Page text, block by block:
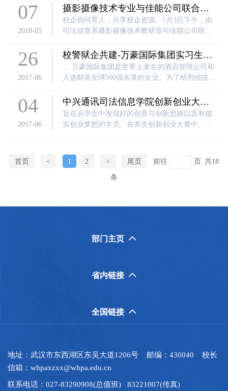
查系刑事侦查技术教研室因时而动。司法侦查系
刑事侦查技术教研室长期坚持
07
2018-05
摄影摄像技术专业与佳能公司联合举
办校园摄影大讲堂活动
校企协同育人，共享校企资源。5月3日下午，由
司法侦查系摄影摄像技术教研室与佳能公司联合
举行。司法侦查系的部分教师和学生参加了此次
活动。
26
2017-06
校警狱企共建-万豪国际集团实习生项
目。万豪国际集团是世界上著名的酒店管理公司和
入选财富全球500强名录的企业。为了给刑侦技
共同培养、顶岗实习、就业等方面达成了合作意
向
04
2017-06
中兴通讯司法信息学院创新创业大赛
圆满落幕
旨在从学生中发现好的创意与创新思路以及有踏
实创业梦想的学员。在本次创新创业大赛中。在
作为评委为参赛选手的策划案进行点评
首页 < 1 2 > 尾页 前往 页 共18
条
部门主页 
省内链接 
全国链接 
地址：武汉市东西湖区东吴大道1206号 邮编：430040 校长
信箱：whpaxzxx@whpa.edu.cn
联系电话：027-83290908(总值班) 83221007(传真)